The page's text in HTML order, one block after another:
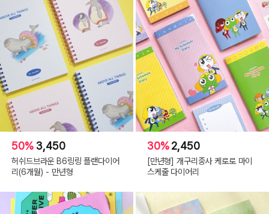
50% 3,450
허쉬드브라운 B6링링 플랜다이어
리(6개월) - 만년형
30%2,450
[만년형] 개구리중사 케로로 마이
스케줄 다이어리